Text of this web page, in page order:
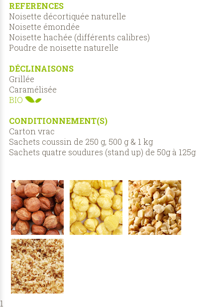
REFERENCES
Noisette décortiquée naturelle
Noisette émondée
Noisette hachée (différents calibres)
Poudre de noisette naturelle
DÉCLINAISONS
Grillée
Caramélisée
BIO
CONDITIONNEMENT(S)
Carton vrac
Sachets coussin de 250 g, 500 g & 1 kg
Sachets quatre soudures (stand up) de 50g à 125g
1